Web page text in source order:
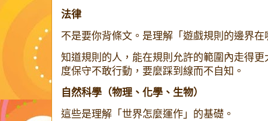
法律
不是要你背條文。是理解「遊戲規則的邊界在
知道規則的人，能在規則允許的範圍內走得
度保守不敢行動，要麼踩到線而不自知。
自然科學（物理、化學、生物）
這些是理解「世界怎麼運作」的基礎。